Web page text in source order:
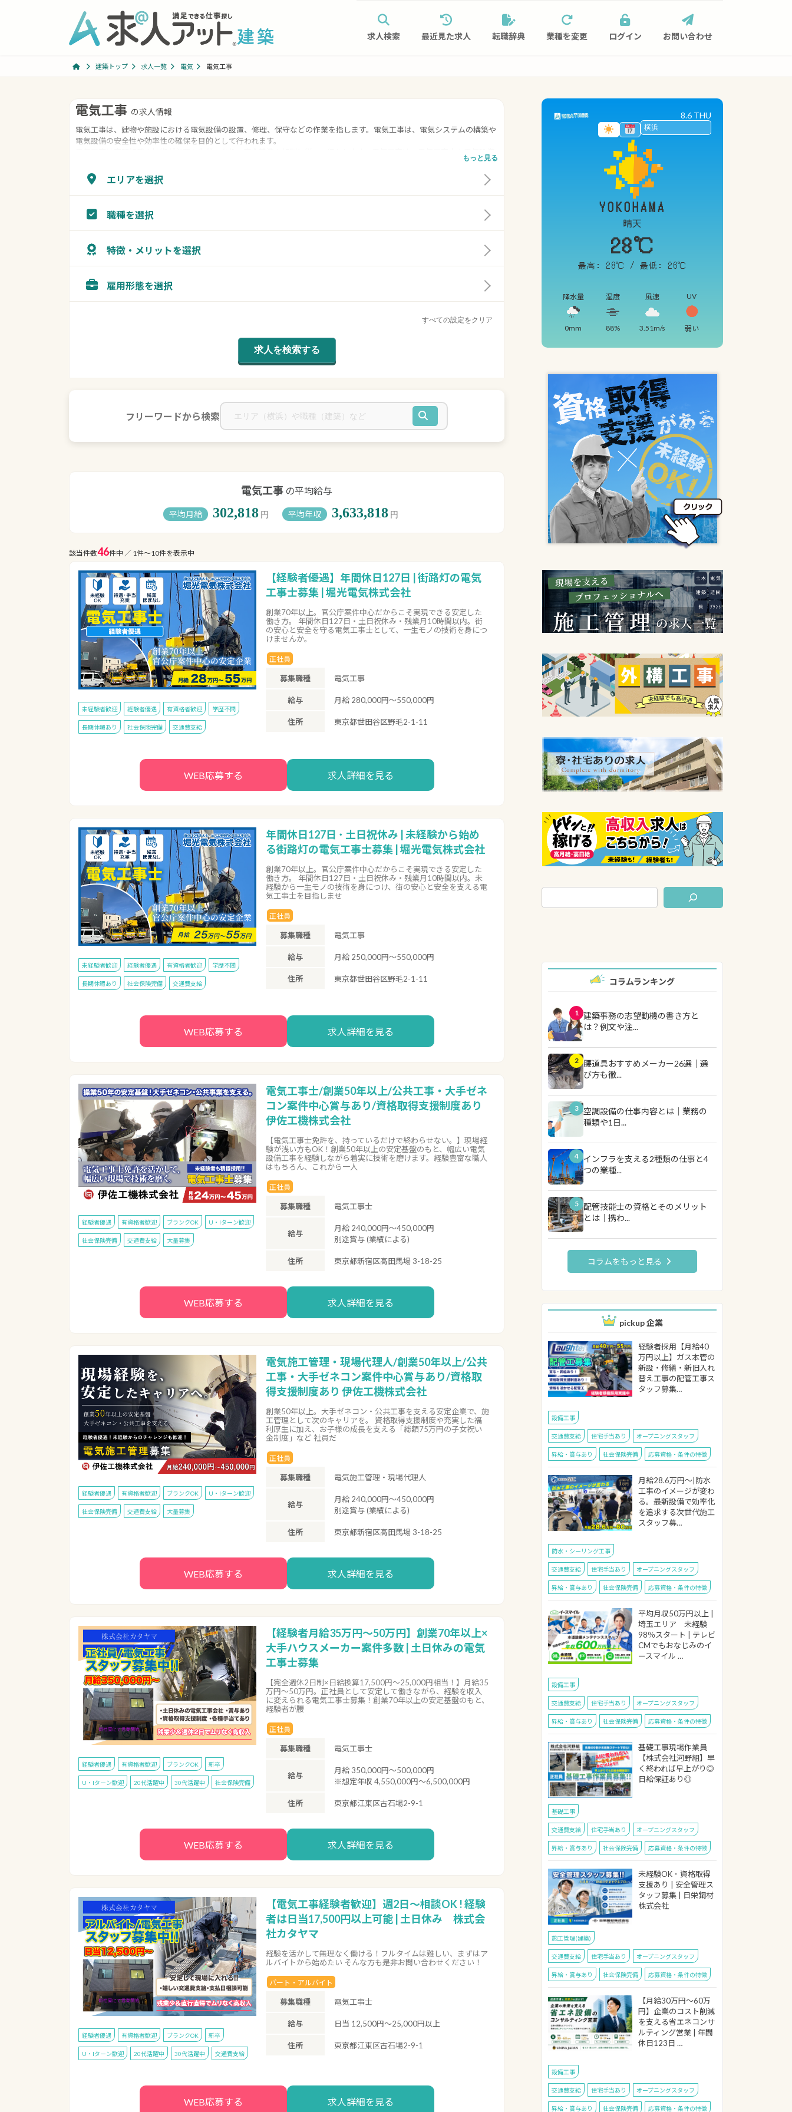
へ
ョ
求人検索 最近見た求人 転職辞典 業種を変更 ログイン お問い合わせ
建築トップ 求人一覧 電気 電気工事
コ
テ
ン
プ
ナ
ゲ
ー
動
電気工事 の求人情報
電気工事は、建物や施設における電気設備の設置、修理、保守などの作業を指します。電気工事は、電気システムの構築や
電気設備の安全性や効率性の確保を目的として行われます。
担当者によって行われることが一般的です。適切な電気工事によって、建物や施設の電気設備が正しく設置され、安全で快
適な電気環境が提供されます。
もっと見る
エリアを選択
職種を選択
特徴・メリットを選択
雇用形態を選択
すべての設定をクリア
フリーワードから検索
電気工事 の平均給与
平均月給 302,818 円 平均年収 3,633,818 円
該当件数46件中 ／ 1件〜10件を表示中
未経験者歓迎 経験者優遇 有資格者歓迎 学歴不問
長期休暇あり 社会保険完備 交通費支給
【経験者優遇】年間休日127日 | 街路灯の電気
工事士募集 | 堀光電気株式会社
創業70年以上。官公庁案件中心だからこそ実現できる安定した
働き方。 年間休日127日・土日祝休み・残業月10時間以内。街
の安心と安全を守る電気工事士として、一生モノの技術を身につ
けませんか。
正社員
募集職種 電気工事
給与 月給 280,000円～550,000円
住所 東京都世田谷区野毛2-1-11
WEB応募する 求人詳細を見る
未経験者歓迎 経験者優遇 有資格者歓迎 学歴不問
長期休暇あり 社会保険完備 交通費支給
年間休日127日 ･ 土日祝休み | 未経験から始め
る街路灯の電気工事士募集 | 堀光電気株式会社
創業70年以上。官公庁案件中心だからこそ実現できる安定した
働き方。 年間休日127日・土日祝休み・残業月10時間以内。未
経験から一生モノの技術を身につけ、街の安心と安全を支える電
気工事士を目指しませ
正社員
募集職種 電気工事
給与 月給 250,000円〜550,000円
住所 東京都世田谷区野毛2-1-11
WEB応募する 求人詳細を見る
経験者優遇 有資格者歓迎 ブランクOK U・Iターン歓迎
社会保険完備 交通費支給 大量募集
電気工事士/創業50年以上/公共工事・大手ゼネ
コン案件中心賞与あり/資格取得支援制度あり
伊佐工機株式会社
【電気工事士免許を、持っているだけで終わらせない。】現場経
験が浅い方もOK！創業50年以上の安定基盤のもと、幅広い電気
設備工事を経験しながら着実に技術を磨けます。経験豊富な職人
はもちろん、これから一人
正社員
募集職種 電気工事士
給与
月給 240,000円～450,000円
別途賞与 (業績による)
住所 東京都新宿区高田馬場 3-18-25
WEB応募する 求人詳細を見る
経験者優遇 有資格者歓迎 ブランクOK U・Iターン歓迎
社会保険完備 交通費支給 大量募集
電気施工管理・現場代理人/創業50年以上/公共
工事・大手ゼネコン案件中心賞与あり/資格取
得支援制度あり 伊佐工機株式会社
創業50年以上。大手ゼネコン・公共工事を支える安定企業で、施
工管理として次のキャリアを。 資格取得支援制度や充実した福
利厚生に加え、お子様の成長を支える「総額75万円の子女祝い
金制度」など 社員だ
正社員
募集職種 電気施工管理・現場代理人
給与
月給 240,000円～450,000円
別途賞与 (業績による)
住所 東京都新宿区高田馬場 3-18-25
WEB応募する 求人詳細を見る
経験者優遇 有資格者歓迎 ブランクOK 新卒
U・Iターン歓迎 20代活躍中 30代活躍中 社会保険完備
【経験者月給35万円～50万円】創業70年以上×
大手ハウスメーカー案件多数 | 土日休みの電気
工事士募集
【完全週休2日制×日給換算17,500円～25,000円相当！】月給35
万円～50万円。正社員として安定して働きながら、経験を収入
に変えられる電気工事士募集！創業70年以上の安定基盤のもと、
経験者が腰
正社員
募集職種 電気工事士
給与
月給 350,000円～500,000円
※想定年収 4,550,000円～6,500,000円
住所 東京都江東区古石場2-9-1
WEB応募する 求人詳細を見る
経験者優遇 有資格者歓迎 ブランクOK 新卒
U・Iターン歓迎 20代活躍中 30代活躍中 交通費支給
【電気工事経験者歓迎】週2日～相談OK ! 経験
者は日当17,500円以上可能 | 土日休み 株式会
社カタヤマ
経験を活かして無理なく働ける！フルタイムは難しい、まずはア
ルバイトから始めたい そんな方も是非お問い合わせください！
パート・アルバイト
募集職種 電気工事士
給与 日当 12,500円～25,000円以上
住所 東京都江東区古石場2-9-1
WEB応募する 求人詳細を見る
8.6 THU
YOKOHAMA
晴天
28℃
最高: 28℃ / 最低: 26℃
降水量
0mm
湿度
88%
風速
3.51m/s
UV
弱い
コラムランキング
1
建築事務の志望動機の書き方と
は？例文や注...
2
腰道具おすすめメーカー26選｜選
び方も徹...
3
空調設備の仕事内容とは｜業務の
種類や1日...
4
インフラを支える2種類の仕事と4
つの業種...
5 配管技能士の資格とそのメリット
とは｜携わ...
コラムをもっと見る
pickup 企業
経験者採用【月給40
万円以上】ガス本管の
新設・修繕・新旧入れ
替え工事の配管工事ス
タッフ募集…
設備工事
交通費支給 住宅手当あり オープニングスタッフ
昇給・賞与あり 社会保険完備 応募資格・条件の特徴
月給28.6万円～|防水
工事のイメージが変わ
る。最新設備で効率化
を追求する次世代施工
スタッフ募…
防水・シーリング工事
交通費支給 住宅手当あり オープニングスタッフ
昇給・賞与あり 社会保険完備 応募資格・条件の特徴
平均月収50万円以上 |
埼玉エリア 未経験
98％スタート | テレビ
CMでもおなじみのイ
ースマイル …
設備工事
交通費支給 住宅手当あり オープニングスタッフ
昇給・賞与あり 社会保険完備 応募資格・条件の特徴
基礎工事現場作業員
【株式会社河野組】早
く終われば早上がり◎
日給保証あり◎
基礎工事
交通費支給 住宅手当あり オープニングスタッフ
昇給・賞与あり 社会保険完備 応募資格・条件の特徴
未経験OK ･ 資格取得
支援あり | 安全管理ス
タッフ募集 | 日栄鋼材
株式会社
施工管理(建築)
交通費支給 住宅手当あり オープニングスタッフ
昇給・賞与あり 社会保険完備 応募資格・条件の特徴
【月給30万円～60万
円】企業のコスト削減
を支える省エネコンサ
ルティング営業 | 年間
休日123日 …
設備工事
交通費支給 住宅手当あり オープニングスタッフ
昇給・賞与あり 社会保険完備 応募資格・条件の特徴